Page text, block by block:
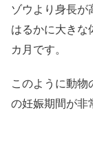
ゾウより身長が
はるかに大きな
カ月です。
このように動物
の妊娠期間が非